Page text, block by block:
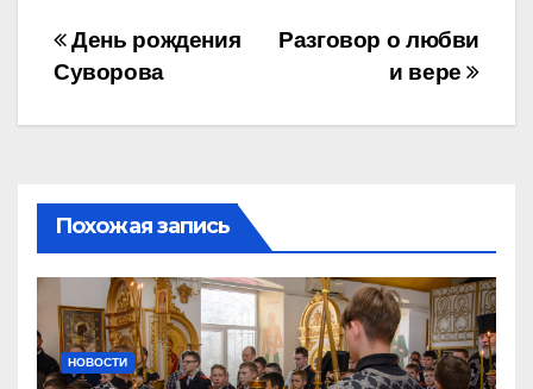
Навигация
по
Разговор о любви
и вере
День рождения
Суворова
Похожая запись
НОВОСТИ